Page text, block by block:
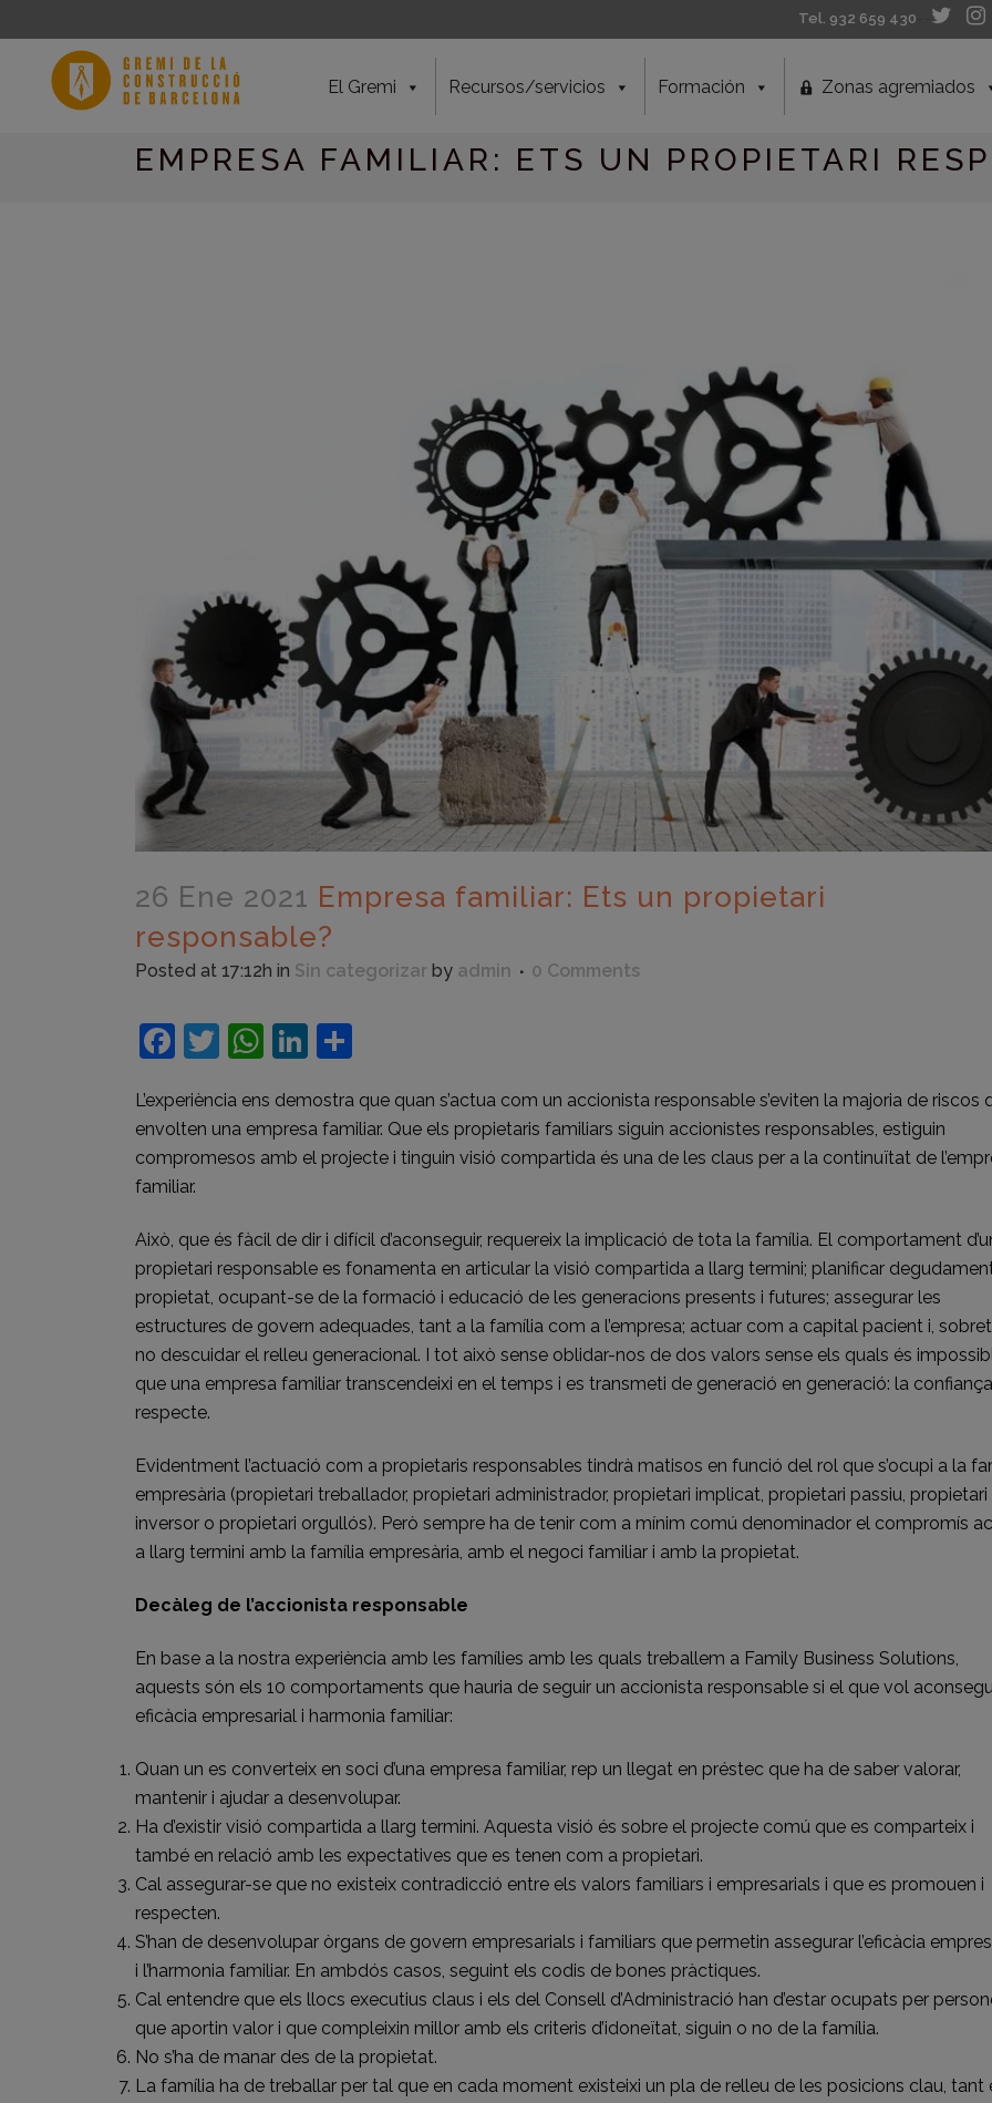
Tel. 932 659 430
El Gremi Recursos/servicios Formación Zonas agremiados
EMPRESA FAMILIAR: ETS UN PROPIETARI
26 Ene 2021 Empresa familiar: Ets un propietari
responsable?
Posted at 17:12h in Sin categorizar by admin 0 Comments
Facebook
Twitter
WhatsApp
LinkedIn
L’experiència ens demostra que quan s’actua com un accionista responsable s’eviten la majoria de riscos
envolten una empresa familiar. Que els propietaris familiars siguin accionistes responsables, estiguin
compromesos amb el projecte i tinguin visió compartida és una de les claus per a la continuïtat de
familiar.
Això, que és fàcil de dir i difícil d’aconseguir, requereix la implicació de tota la família. El comportament
propietari responsable es fonamenta en articular la visió compartida a llarg termini; planificar
propietat, ocupant-se de la formació i educació de les generacions presents i futures; assegurar les
estructures de govern adequades, tant a la família com a l’empresa; actuar com a capital pacient i,
no descuidar el relleu generacional. I tot això sense oblidar-nos de dos valors sense els quals és
que una empresa familiar transcendeixi en el temps i es transmeti de generació en generació: la
respecte.
Evidentment l’actuació com a propietaris responsables tindrà matisos en funció del rol que s’ocupi a la
empresària (propietari treballador, propietari administrador, propietari implicat, propietari passiu, propietari
inversor o propietari orgullós). Però sempre ha de tenir com a mínim comú denominador el compromís
a llarg termini amb la família empresària, amb el negoci familiar i amb la propietat.
Decàleg de l’accionista responsable
En base a la nostra experiència amb les famílies amb les quals treballem a Family Business Solutions,
aquests són els 10 comportaments que hauria de seguir un accionista responsable si el que vol
eficàcia empresarial i harmonia familiar:
Quan un es converteix en soci d’una empresa familiar, rep un llegat en préstec que ha de saber valorar,
mantenir i ajudar a desenvolupar.
Ha d’existir visió compartida a llarg termini. Aquesta visió és sobre el projecte comú que es comparteix i
també en relació amb les expectatives que es tenen com a propietari.
Cal assegurar-se que no existeix contradicció entre els valors familiars i empresarials i que es promouen i
respecten.
S’han de desenvolupar òrgans de govern empresarials i familiars que permetin assegurar l’eficàcia
i l’harmonia familiar. En ambdós casos, seguint els codis de bones pràctiques.
Cal entendre que els llocs executius claus i els del Consell d’Administració han d’estar ocupats per
que aportin valor i que compleixin millor amb els criteris d’idoneïtat, siguin o no de la família.
No s’ha de manar des de la propietat.
La família ha de treballar per tal que en cada moment existeixi un pla de relleu de les posicions clau, tant